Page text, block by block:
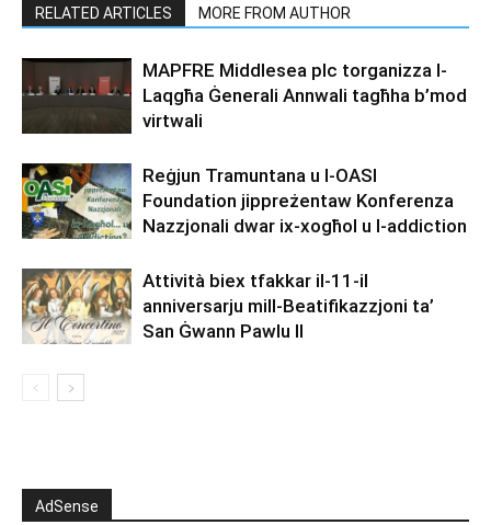
RELATED ARTICLES MORE FROM AUTHOR
MAPFRE Middlesea plc torganizza l-
Laqgħa Ġenerali Annwali tagħha b’mod
virtwali
Reġjun Tramuntana u l-OASI
Foundation jippreżentaw Konferenza
Nazzjonali dwar ix-xogħol u l-addiction
Attività biex tfakkar il-11-il
anniversarju mill-Beatifikazzjoni ta’
San Ġwann Pawlu II
AdSense